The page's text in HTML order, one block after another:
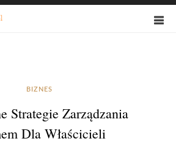
BIZNES
Strategie Zarządzania
Dla Właścicieli